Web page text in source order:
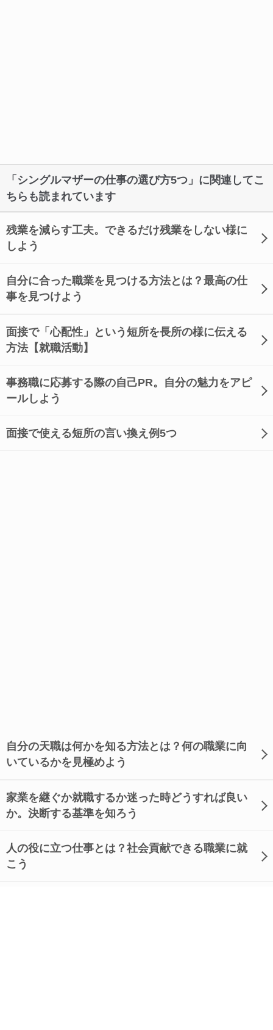
「シングルマザーの仕事の選び方5つ」に関連してこ
ちらも読まれています
残業を減らす工夫。できるだけ残業をしない様に
しよう
自分に合った職業を見つける方法とは？最高の仕
事を見つけよう
面接で「心配性」という短所を長所の様に伝える
方法【就職活動】
事務職に応募する際の自己PR。自分の魅力をアピ
ールしよう
面接で使える短所の言い換え例5つ
自分の天職は何かを知る方法とは？何の職業に向
いているかを見極めよう
家業を継ぐか就職するか迷った時どうすれば良い
か。決断する基準を知ろう
人の役に立つ仕事とは？社会貢献できる職業に就
こう